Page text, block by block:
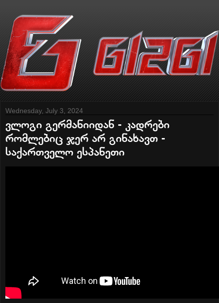
Wednesday, July 3, 2024
ვლოგი გერმანიიდან - კადრები
რომლებიც ჯერ არ გინახავთ -
საქართველო ესპანეთი